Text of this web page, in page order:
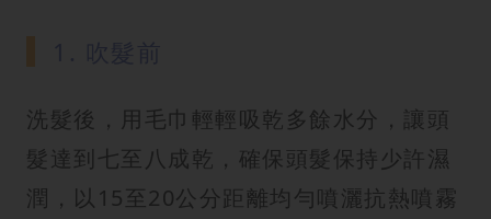
洗髮後，用毛巾輕輕吸乾多餘水分，讓頭
髮達到七至八成乾，確保頭髮保持少許濕
潤，以15至20公分距離均勻噴灑抗熱噴霧